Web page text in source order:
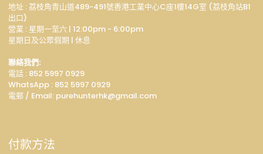
地址 : 荔枝角青山道489-491號香港工業中心C座1樓14G室 (荔枝角站B1
出口)
營業 : 星期一至六 | 12:00pm - 6:00pm
星期日及公眾假期 | 休息
聯絡我們:
電話 : 852 5997 0929
WhatsApp : 852 5997 0929
電郵 / Email: purehunterhk@gmail.com
付款方法